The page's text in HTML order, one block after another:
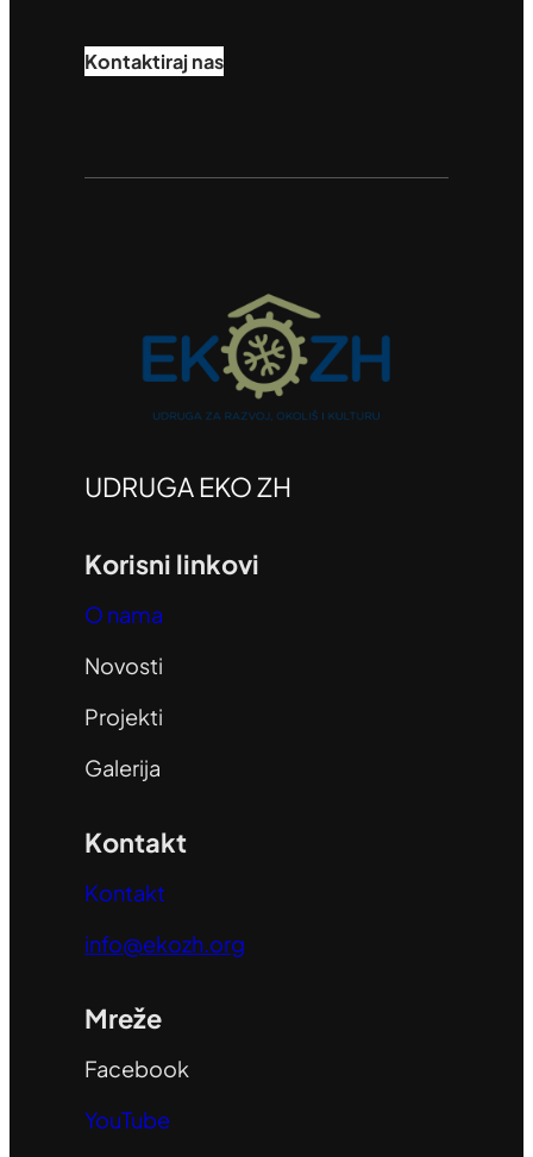
Kontaktiraj nas
UDRUGA EKO ZH
Korisni linkovi
O nama
Novosti
Projekti
Galerija
Kontakt
Kontakt
info@ekozh.org
Mreže
Facebook
YouTube